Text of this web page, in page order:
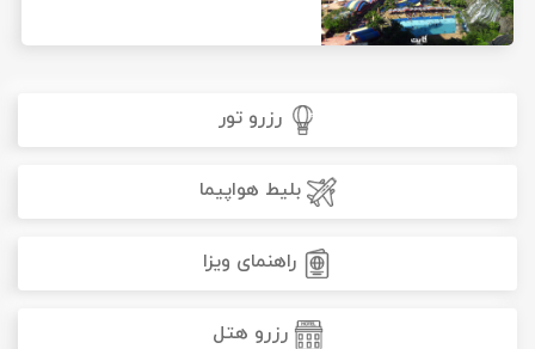
رزرو تور
بلیط هواپیما
راهنمای ویزا
رزرو هتل